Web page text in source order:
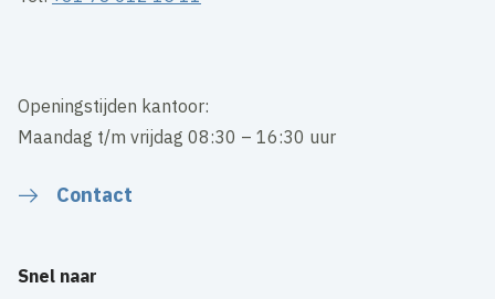
Openingstijden kantoor:
Maandag t/m vrijdag 08:30 – 16:30 uur
Contact
Snel naar